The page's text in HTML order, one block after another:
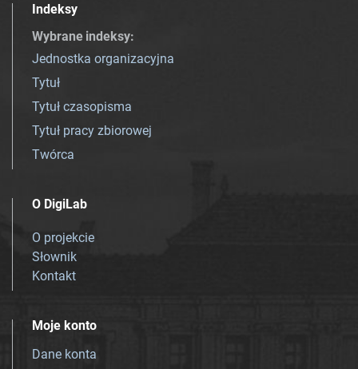
Indeksy
Wybrane indeksy:
Jednostka organizacyjna
Tytuł
Tytuł czasopisma
Tytuł pracy zbiorowej
Twórca
O DigiLab
O projekcie
Słownik
Kontakt
Moje konto
Dane konta